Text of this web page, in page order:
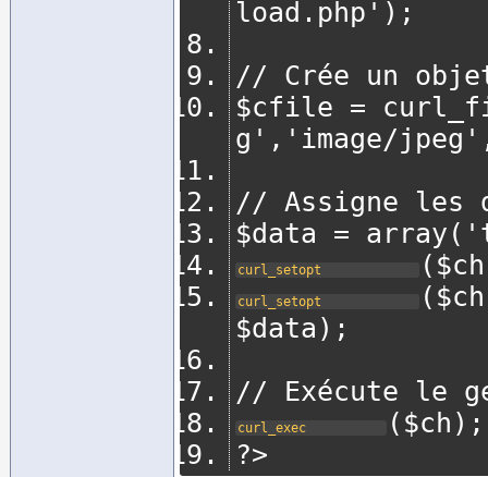
load.php');
// Crée un
$cfile =
g','image/
// Assigne les
$data =
curl_setopt
curl_setopt
$data);
// Exécute le
curl_exec
($ch);
?>